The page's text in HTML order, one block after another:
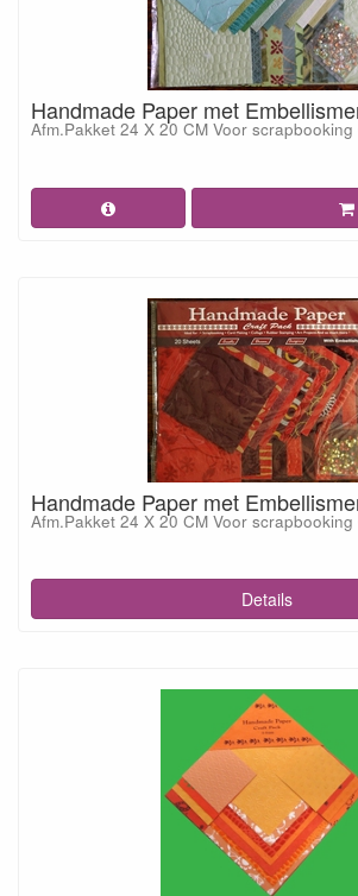
Handmade Paper met
Afm.Pakket 24 X 20 CM Voor
Handmade Paper met
Afm.Pakket 24 X 20 CM Voor
Details